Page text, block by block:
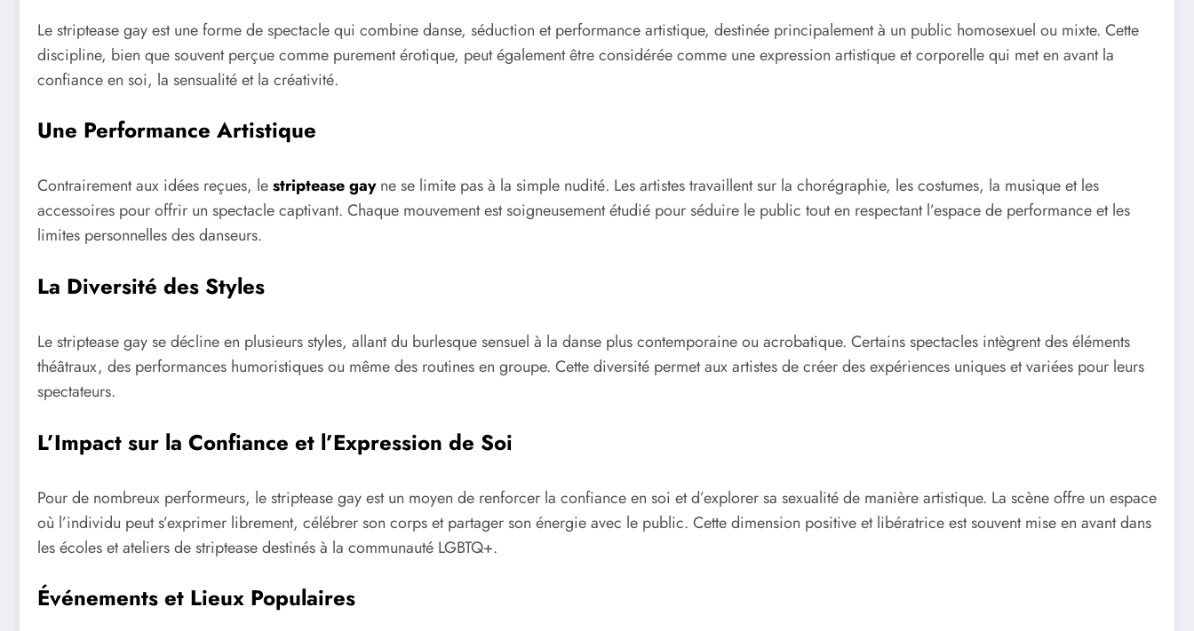
Le striptease gay est une forme de spectacle qui combine danse, séduction et performance artistique, destinée principalement à un public homosexuel ou mixte. Cette
discipline, bien que souvent perçue comme purement érotique, peut également être considérée comme une expression artistique et corporelle qui met en avant la
confiance en soi, la sensualité et la créativité.
Une Performance Artistique
Contrairement aux idées reçues, lestriptease gayne se limite pas à la simple nudité. Les artistes travaillent sur la chorégraphie, les costumes, la musique et les
accessoires pour offrir un spectacle captivant. Chaque mouvement est soigneusement étudié pour séduire le public tout en respectant l’espace de performance et les
limites personnelles des danseurs.
La Diversité des Styles
Le striptease gay se décline en plusieurs styles, allant du burlesque sensuel à la danse plus contemporaine ou acrobatique. Certains spectacles intègrent des éléments
théâtraux, des performances humoristiques ou même des routines en groupe. Cette diversité permet aux artistes de créer des expériences uniques et variées pour leurs
spectateurs.
L’Impact sur la Confiance et l’Expression de Soi
Pour de nombreux performeurs, le striptease gay est un moyen de renforcer la confiance en soi et d’explorer sa sexualité de manière artistique. La scène offre un espace
où l’individu peut s’exprimer librement, célébrer son corps et partager son énergie avec le public. Cette dimension positive et libératrice est souvent mise en avant dans
les écoles et ateliers de striptease destinés à la communauté LGBTQ+.
Événements et Lieux Populaires